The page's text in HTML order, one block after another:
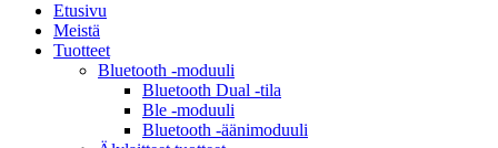
Etusivu
Meistä
Tuotteet
Bluetooth -moduuli
Bluetooth Dual -tila
Ble -moduuli
Bluetooth -äänimoduuli